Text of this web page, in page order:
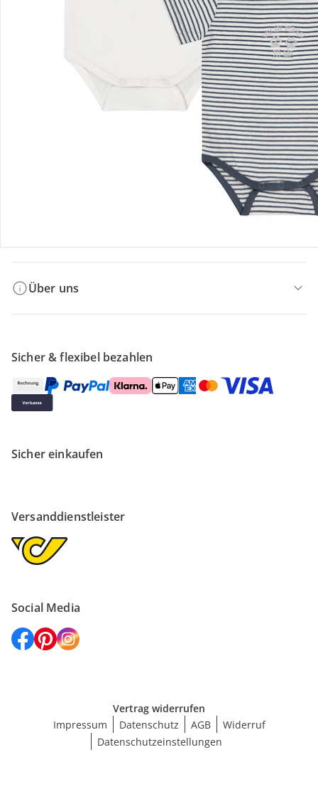
Retoure & Reklamation
Über uns
Sicher & flexibel bezahlen
Sicher einkaufen
Versanddienstleister
Social Media
Vertrag widerrufen
Impressum
Datenschutz AGB
Widerruf
Datenschutzeinstellungen